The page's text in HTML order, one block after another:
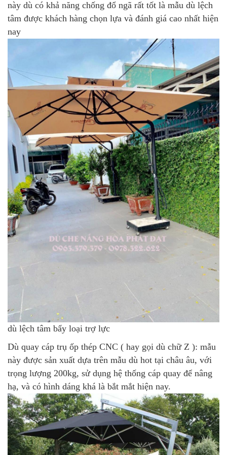
này dù có khả năng chống đổ ngã rất tốt là mẫu dù lệch
tâm được khách hàng chọn lựa và đánh giá cao nhất hiện
nay
dù lệch tâm bẩy loại trợ lực
Dù quay cáp trụ ốp thép CNC ( hay gọi dù chữ Z ): mẫu
này được sản xuất dựa trên mẫu dù hot tại châu âu, với
trọng lượng 200kg, sử dụng hệ thống cáp quay để nâng
hạ, và có hình dáng khá là bắt mắt hiện nay.